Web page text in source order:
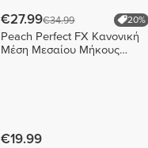
€27.99€34.99 20%
Peach Perfect FX Κανονική
Μέση Μεσαίου Μήκους
€19.99